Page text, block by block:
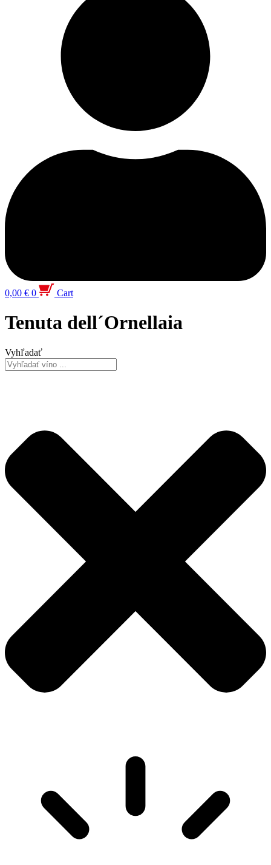
0,00 € 0 Cart
Tenuta dell´Ornellaia
Vyhľadať